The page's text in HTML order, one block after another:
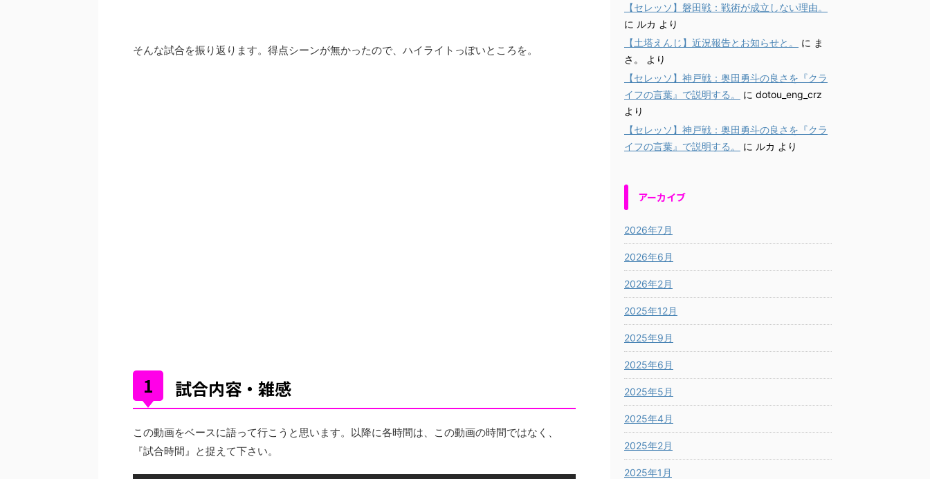
そんな試合を振り返ります。得点シーンが無かったので、ハイライトっぽいところを。
試合内容・雑感
この動画をベースに語って行こうと思います。以降に各時間は、この動画の時間ではなく、
『試合時間』と捉えて下さい。
【セレッソ】磐田戦：戦術が成立しない理由。
に ルカ より
【土塔えんじ】近況報告とお知らせと。
に ま
さ。
より
【セレッソ】神戸戦：奥田勇斗の良さを『クラ
イフの言葉』で説明する。
に dotou_eng_crz
より
【セレッソ】神戸戦：奥田勇斗の良さを『クラ
イフの言葉』で説明する。
に ルカ より
アーカイブ
2026年7月
2026年6月
2026年2月
2025年12月
2025年9月
2025年6月
2025年5月
2025年4月
2025年2月
2025年1月